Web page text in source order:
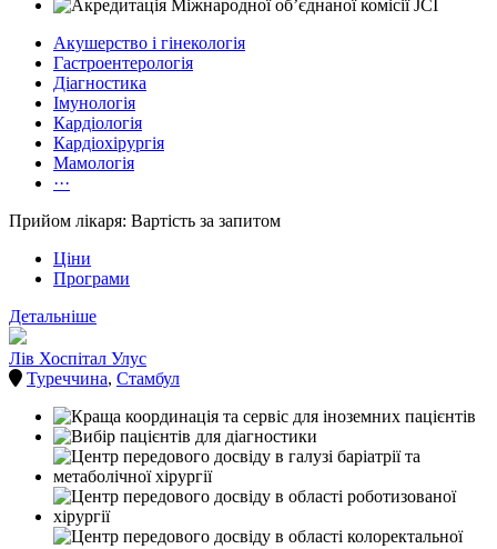
Акушерство і гінекологія
Гастроентерологія
Діагностика
Імунологія
Кардіологія
Кардіохірургія
Мамологія
···
Прийом лікаря: Вартість за запитом
Ціни
Програми
Детальніше
Лів Хоспітал Улус
Туреччина, Стамбул